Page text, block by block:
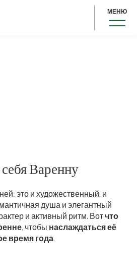
МЕНЮ
Варенну
это и художественный, и
душа и элегантный
и активный ритм. Вотчто
, чтобы наслаждаться её
время года.